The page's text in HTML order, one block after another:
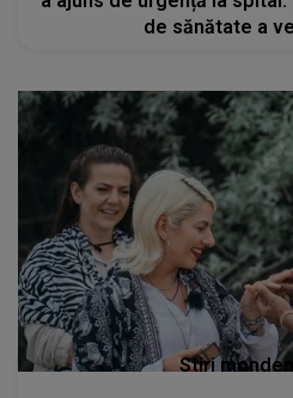
de sănătate a
Stiri